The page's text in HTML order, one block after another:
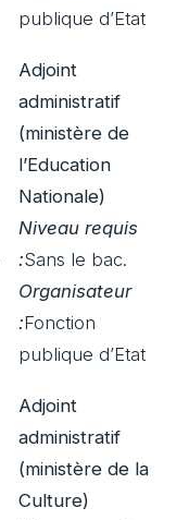
publique d’Etat
Adjoint
administratif
(ministère de
l’Education
Nationale)
Niveau requis
:Sans le bac.
Organisateur
:Fonction
publique d’Etat
Adjoint
administratif
(ministère de la
Culture)